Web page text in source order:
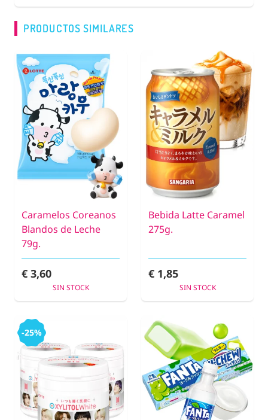
PRODUCTOS SIMILARES
Caramelos Coreanos
Blandos de Leche
79g.
€ 3,60
SIN STOCK
Bebida Latte Caramel
275g.
€ 1,85
SIN STOCK
-25%